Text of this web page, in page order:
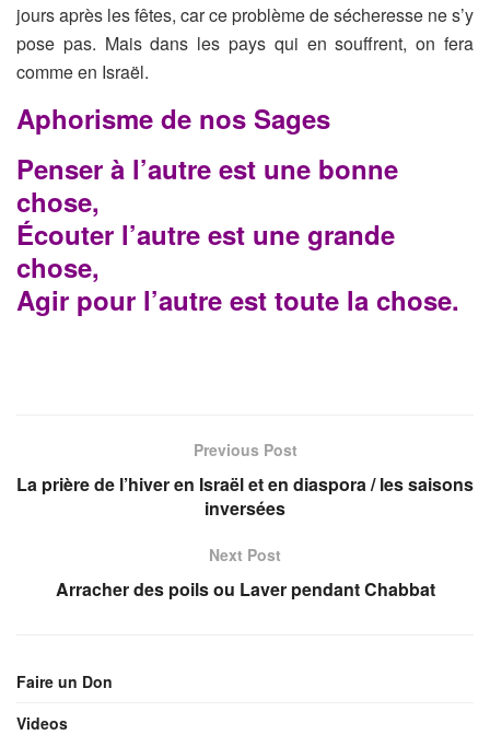
jours après les fêtes, car ce problème de sécheresse ne s’y
pose pas. Mais dans les pays qui en souffrent, on fera
comme en Israël.
Aphorisme de nos Sages
Penser à l’autre est une bonne
chose,
Écouter l’autre est une grande
chose,
Agir pour l’autre est toute la chose.
Previous Post
La prière de l’hiver en Israël et en diaspora / les saisons
inversées
Next Post
Arracher des poils ou Laver pendant Chabbat
Faire un Don
Videos